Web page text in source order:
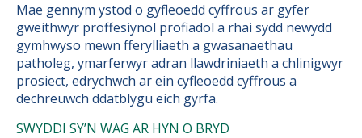
Mae gennym ystod o gyfleoedd cyffrous ar gyfer
gweithwyr proffesiynol profiadol a rhai sydd newydd
gymhwyso mewn fferylliaeth a gwasanaethau
patholeg, ymarferwyr adran llawdriniaeth a chlinigwyr
prosiect, edrychwch ar ein cyfleoedd cyffrous a
dechreuwch ddatblygu eich gyrfa.
SWYDDI SY’N WAG AR HYN O BRYD